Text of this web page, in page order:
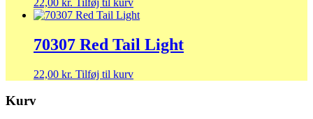
70307 Red Tail Light
22,00 kr. Tilføj til kurv
Kurv